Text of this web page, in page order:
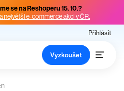
se na Reshoperu 15. 10.?
největší e-commerce akci v ČR.
Přihlásit
Vyzkoušet